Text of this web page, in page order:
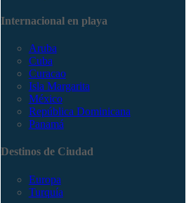
Internacional en playa
Aruba
Cuba
Curacao
Isla Margarita
México
República Dominicana
Panamá
Destinos de Ciudad
Europa
Turquía